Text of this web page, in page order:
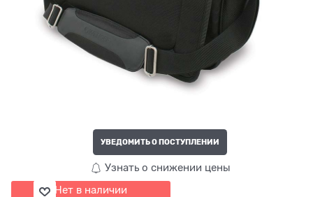
УВЕДОМИТЬ О ПОСТУПЛЕНИИ
Узнать о снижении цены
Нет в наличии